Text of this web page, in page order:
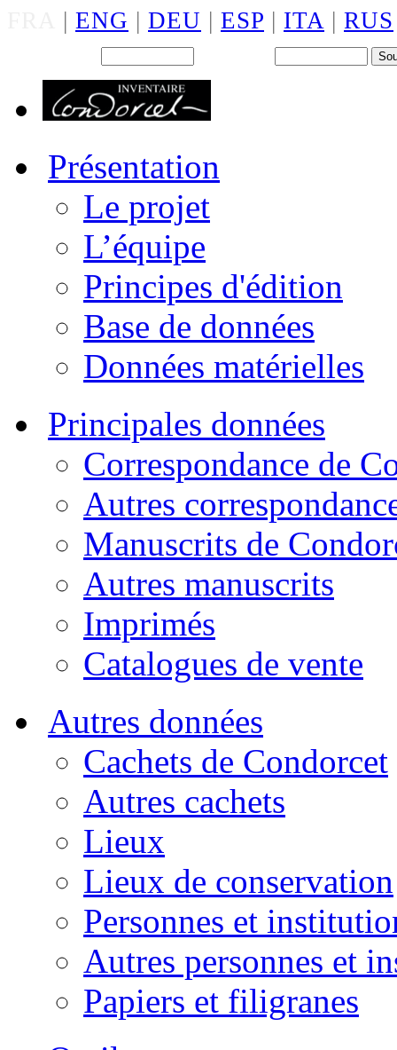
| ENG | DEU | ESP | ITA | RUS
Présentation
Le projet
L’équipe
Principes d'édition
Base de données
Données matérielles
Principales données
Correspondance de
Autres
Manuscrits de
Autres manuscrits
Imprimés
Catalogues de vente
Autres données
Cachets de Condorcet
Autres cachets
Lieux
Lieux de conservation
Personnes et
Autres personnes et
Papiers et filigranes